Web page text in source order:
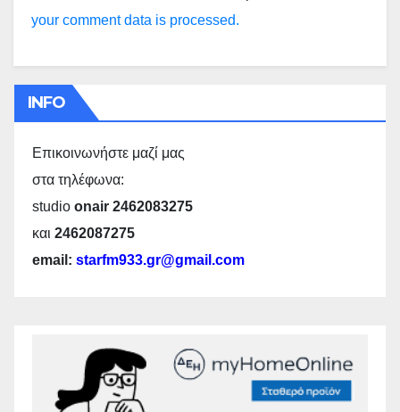
your comment data is processed.
INFO
Επικοινωνήστε μαζί μας
στα τηλέφωνα:
studio onair 2462083275
και 2462087275
email: starfm933.gr@gmail.com